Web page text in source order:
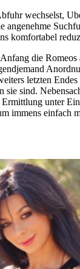
wechselst,
angenehme
komfortabel
die Romeos
letzten
sie sind.
unter
immens einfach